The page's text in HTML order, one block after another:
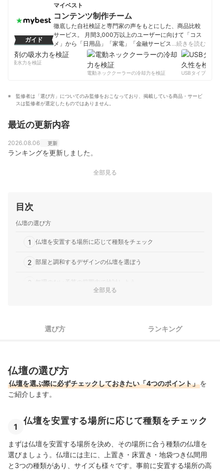
門店 ぶつえいどう（https://e-butsudanya.co.jp/）のネ
ットショップ運用を担当し、実店舗の売上を超える事業
に成長。新規事業として立ち上げたお寺と地域のマッチ
ングサイト『かすてら』が松阪市の中小企業ハンズオン
支援対象事業者に選定される。他にもオンラインでお坊
さんに相談できる『オンライン駆け込み寺』や好きな期
間だけお墓が持てる『偲墓』なども運営。最近ではそれ
らの運用経験を活かし、お寺や企業のサイト制作やマー
ケティング支援も行う。
ガイド
マイベスト
コンテンツ制作チーム
徹底した自社検証と専門家の声をもとにした、商品比較
サービス。 月間3,000万以上のユーザーに向けて「コス
メ」から「日用品」「家電」「金融サービス」まで、ベ
ストな商品を選んでもらうために、毎日コンテンツを制
コンテンツ制作チームのプロフィール
…続きを読む
の吸水力を検証
電動ネッククーラーの冷却力を検証
USBタイプCケー
監修者は「選び方」についてのみ監修をおこなっており、掲載している商品・サービ
スは監修者が選定したものではありません。
最近の更新内容
2026.08.06 更新
ランキングを更新しました。
全部見る
目次
仏壇の選び方
1 仏壇を安置する場所に応じて種類をチェック
2 部屋と調和するデザインの仏壇を選ぼう
3 無理のない予算の範囲内で検討しよう
仏壇の置き方や方角に決まりはある？
仏壇の売れ筋ランキングもチェック！
全部見る
選び方 ランキング
仏壇の選び方
仏壇を選ぶ際に必ずチェックしておきたい「4つのポイント」を
ご紹介します。
1
仏壇を安置する場所に応じて種類をチェック
まずは仏壇を安置する場所を決め、その場所に合う種類の仏壇を
選びましょう。仏壇には主に、上置き・床置き・地袋つき仏間用
と3つの種類があり、サイズも様々です。事前に安置する場所の高